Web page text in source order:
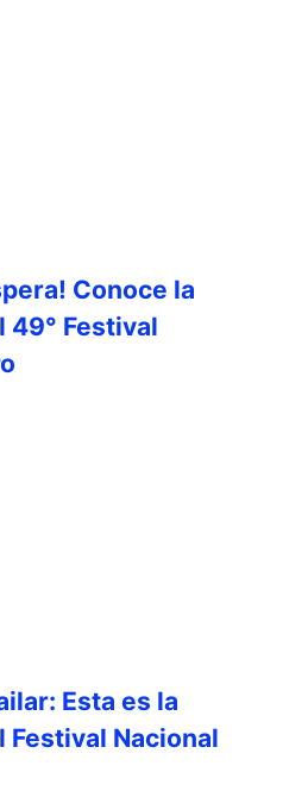
Conoce la
49° Festival
Esta es la
Festival Nacional